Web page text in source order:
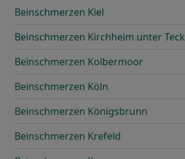
Beinschmerzen Kiel
Beinschmerzen Kirchheim unter Teck
Beinschmerzen Kolbermoor
Beinschmerzen Köln
Beinschmerzen Königsbrunn
Beinschmerzen Krefeld